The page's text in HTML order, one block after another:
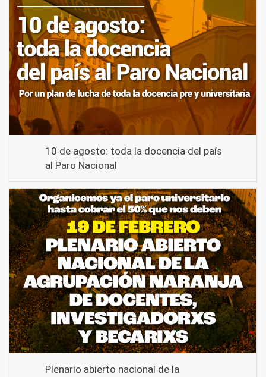
10 de agosto: toda la docencia del país
al Paro Nacional
Plenario abierto nacional de la